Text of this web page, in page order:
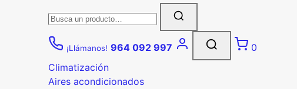
¡Llámanos! 964 092 997
0
Climatización
Aires acondicionados